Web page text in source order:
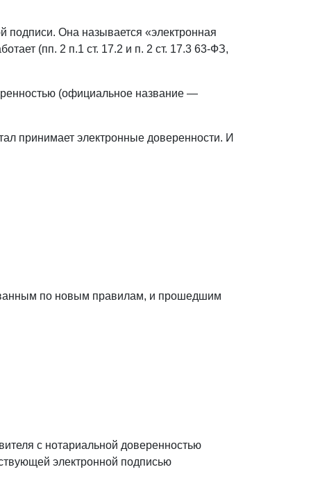
подписи. Она называется «электронная
(пп. 2 п.1 ст. 17.2 и п. 2 ст. 17.3 63-ФЗ,
(официальное название —
принимает электронные доверенности. И
по новым правилам, и прошедшим
с нотариальной доверенностью
электронной подписью